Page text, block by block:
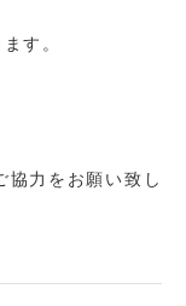
す。
協力をお願い致し